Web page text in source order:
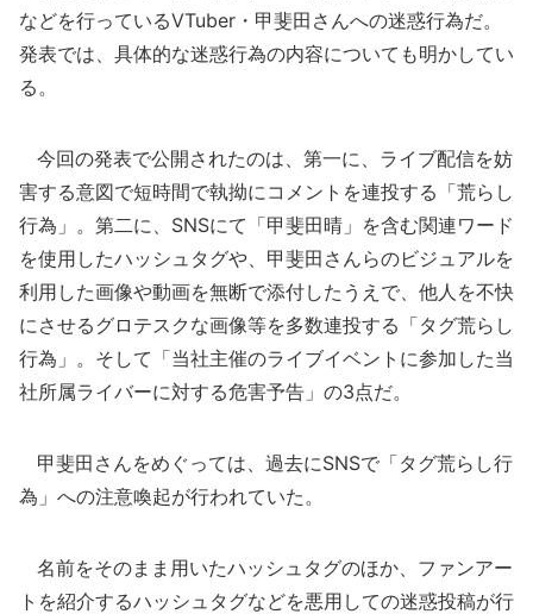
などを行っているVTuber・甲斐田さんへの迷惑行為だ。
発表では、具体的な迷惑行為の内容についても明かしてい
る。
今回の発表で公開されたのは、第一に、ライブ配信を妨
害する意図で短時間で執拗にコメントを連投する「荒らし
行為」。第二に、SNSにて「甲斐田晴」を含む関連ワード
を使用したハッシュタグや、甲斐田さんらのビジュアルを
利用した画像や動画を無断で添付したうえで、他人を不快
にさせるグロテスクな画像等を多数連投する「タグ荒らし
行為」。そして「当社主催のライブイベントに参加した当
社所属ライバーに対する危害予告」の3点だ。
甲斐田さんをめぐっては、過去にSNSで「タグ荒らし行
為」への注意喚起が行われていた。
名前をそのまま用いたハッシュタグのほか、ファンアー
トを紹介するハッシュタグなどを悪用しての迷惑投稿が行